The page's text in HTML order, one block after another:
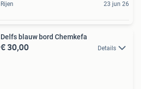
Rijen 23 jun 26
Delfs blauw bord Chemkefa
€ 30,00 Details